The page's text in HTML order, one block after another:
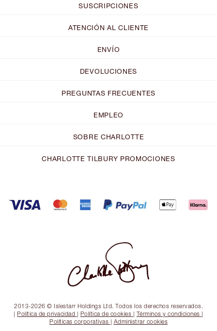
SUSCRIPCIONES
ATENCIÓN AL CLIENTE
ENVÍO
DEVOLUCIONES
PREGUNTAS FRECUENTES
EMPLEO
SOBRE CHARLOTTE
CHARLOTTE TILBURY PROMOCIONES
2013-2026 © Islestarr Holdings Ltd. Todos los derechos reservados.
| Política de privacidad | Política de cookies | Términos y condiciones |
Políticas corporativas | Administrar cookies